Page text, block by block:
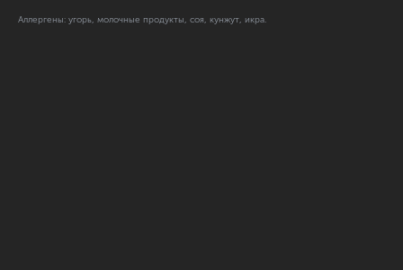
Аллергены: угорь, молочные продукты, соя, кунжут, икра.